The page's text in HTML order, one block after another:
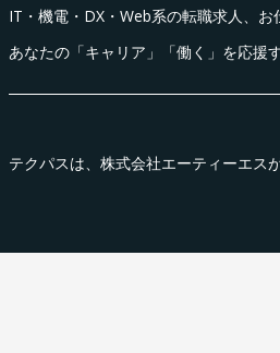
IT・機電・DX・Web系の転職求人、
あなたの「キャリア」「働く」を応
テクパスは、株式会社エーティーエス